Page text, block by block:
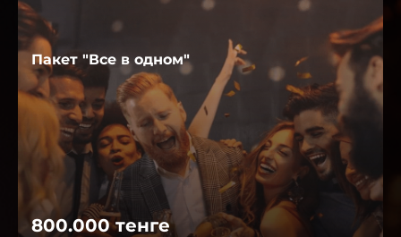
Пакет "Все в одном"
800.000 тенге